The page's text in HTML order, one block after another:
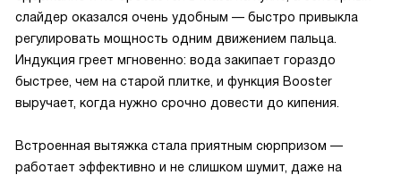
слайдер оказался очень удобным — быстро привыкла
регулировать мощность одним движением пальца.
Индукция греет мгновенно: вода закипает гораздо
быстрее, чем на старой плитке, и функция Booster
выручаeт, когда нужно срочно довести до кипения.
Встроенная вытяжка стала приятным сюрпризом —
работает эффективно и не слишком шумит, даже на